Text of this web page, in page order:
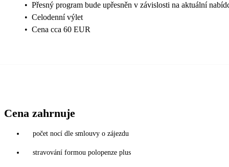
• Přesný program bude upřesněn v závislosti na aktuální
• Celodenní výlet
• Cena cca 60 EUR
Cena zahrnuje
počet nocí dle smlouvy o zájezdu
stravování formou polopenze plus